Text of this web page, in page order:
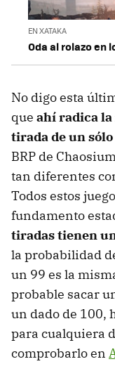
EN XATAKA
Oda al rolazo en
No digo esta
que ahí radica la
tirada de un sólo
BRP de
tan diferentes
Todos estos
fundamento
tiradas tienen
la probabilidad
un 99 es la
probable sacar
un dado de 100,
para cualquiera
comprobarlo en